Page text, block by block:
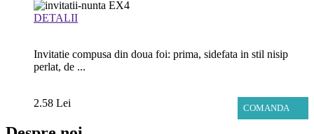
DETALII
Invitatie compusa din doua foi: prima, sidefata in stil nisip
perlat, de ...
COMANDA
2.58 Lei